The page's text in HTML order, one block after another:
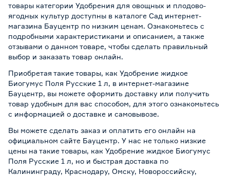
товары категории Удобрения для овощных и плодово-
ягодных культур доступны в каталоге Сад интернет-
магазина Бауцентр по низким ценам. Ознакомьтесь с
подробными характеристиками и описанием, а также
отзывами о данном товаре, чтобы сделать правильный
выбор и заказать товар онлайн.
Приобретая такие товары, как Удобрение жидкое
Биогумус Поля Русские 1 л, в интернет-магазине
Бауцентр, вы можете оформить доставку или получить
товар удобным для вас способом, для этого ознакомьтесь
с информацией о доставке и самовывозе.
Вы можете сделать заказ и оплатить его онлайн на
официальном сайте Бауцентр. У нас не только низкие
цены на такие товары, как Удобрение жидкое Биогумус
Поля Русские 1 л, но и быстрая доставка по
Калининграду, Краснодару, Омску, Новороссийску,